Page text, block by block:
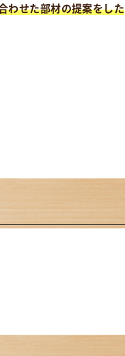
わせた部材の提案をした